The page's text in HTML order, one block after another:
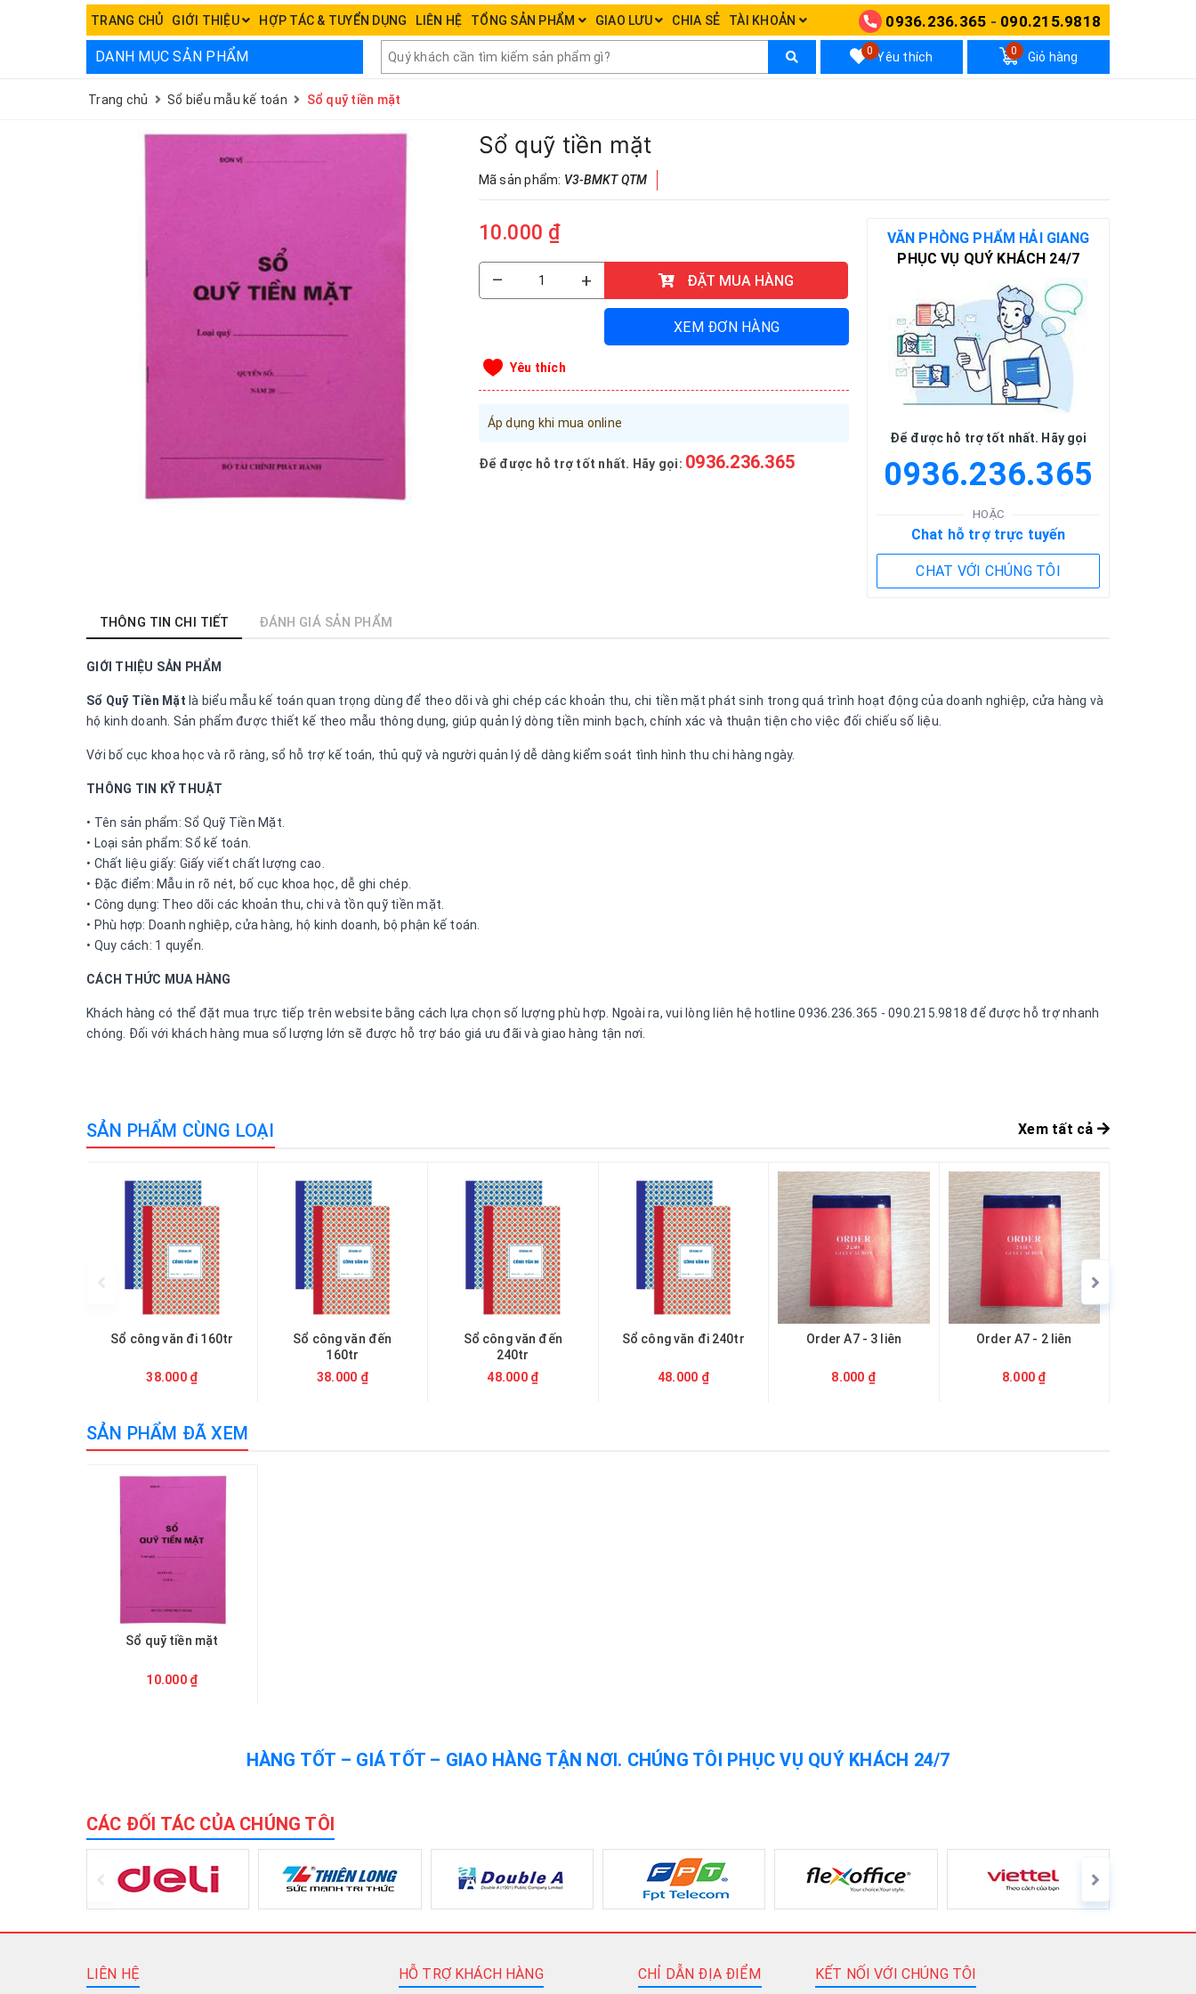
TRANG CHỦ GIỚI THIỆU HỢP TÁC & TUYỂN DỤNG LIÊN HỆ TỔNG SẢN PHẨM GIAO LƯU CHIA SẺ TÀI KHOẢN 0936.236.365 - 090.215.9818
DANH MỤC SẢN PHẨM Yêu thích
0 Giỏ hàng
0
Trang chủ Sổ biểu mẫu kế toán Sổ quỹ tiền mặt
Sổ quỹ tiền mặt
Mã sản phẩm: V3-BMKT QTM
10.000 ₫
– + ĐẶT MUA HÀNG
XEM ĐƠN HÀNG
Yêu thích
Áp dụng khi mua online
Để được hỗ trợ tốt nhất. Hãy gọi: 0936.236.365
VĂN PHÒNG PHẨM HẢI GIANG
PHỤC VỤ QUÝ KHÁCH 24/7
Để được hỗ trợ tốt nhất. Hãy gọi
0936.236.365
HOẶC
Chat hỗ trợ trực tuyến
CHAT VỚI CHÚNG TÔI
THÔNG TIN CHI TIẾT ĐÁNH GIÁ SẢN PHẨM
GIỚI THIỆU SẢN PHẨM
Sổ Quỹ Tiền Mặt là biểu mẫu kế toán quan trọng dùng để theo dõi và ghi chép các khoản thu, chi tiền mặt phát sinh trong quá trình hoạt động của doanh nghiệp, cửa hàng và
hộ kinh doanh. Sản phẩm được thiết kế theo mẫu thông dụng, giúp quản lý dòng tiền minh bạch, chính xác và thuận tiện cho việc đối chiếu số liệu.
Với bố cục khoa học và rõ ràng, sổ hỗ trợ kế toán, thủ quỹ và người quản lý dễ dàng kiểm soát tình hình thu chi hàng ngày.
THÔNG TIN KỸ THUẬT
• Tên sản phẩm: Sổ Quỹ Tiền Mặt.
• Loại sản phẩm: Sổ kế toán.
• Chất liệu giấy: Giấy viết chất lượng cao.
• Đặc điểm: Mẫu in rõ nét, bố cục khoa học, dễ ghi chép.
• Công dụng: Theo dõi các khoản thu, chi và tồn quỹ tiền mặt.
• Phù hợp: Doanh nghiệp, cửa hàng, hộ kinh doanh, bộ phận kế toán.
• Quy cách: 1 quyển.
CÁCH THỨC MUA HÀNG
Khách hàng có thể đặt mua trực tiếp trên website bằng cách lựa chọn số lượng phù hợp. Ngoài ra, vui lòng liên hệ hotline 0936.236.365 - 090.215.9818 để được hỗ trợ nhanh
chóng. Đối với khách hàng mua số lượng lớn sẽ được hỗ trợ báo giá ưu đãi và giao hàng tận nơi.
SẢN PHẨM CÙNG LOẠI Xem tất cả
Sổ công văn đi 160tr
38.000 ₫
Sổ công văn đến
160tr
38.000 ₫
Sổ công văn đến
240tr
48.000 ₫
Sổ công văn đi 240tr
48.000 ₫
Order A7 - 3 liên
8.000 ₫
Order A7 - 2 liên
8.000 ₫
SẢN PHẨM ĐÃ XEM
Sổ quỹ tiền mặt
10.000 ₫
HÀNG TỐT – GIÁ TỐT – GIAO HÀNG TẬN NƠI. CHÚNG TÔI PHỤC VỤ QUÝ KHÁCH 24/7
CÁC ĐỐI TÁC CỦA CHÚNG TÔI
LIÊN HỆ HỖ TRỢ KHÁCH HÀNG CHỈ DẪN ĐỊA ĐIỂM KẾT NỐI VỚI CHÚNG TÔI